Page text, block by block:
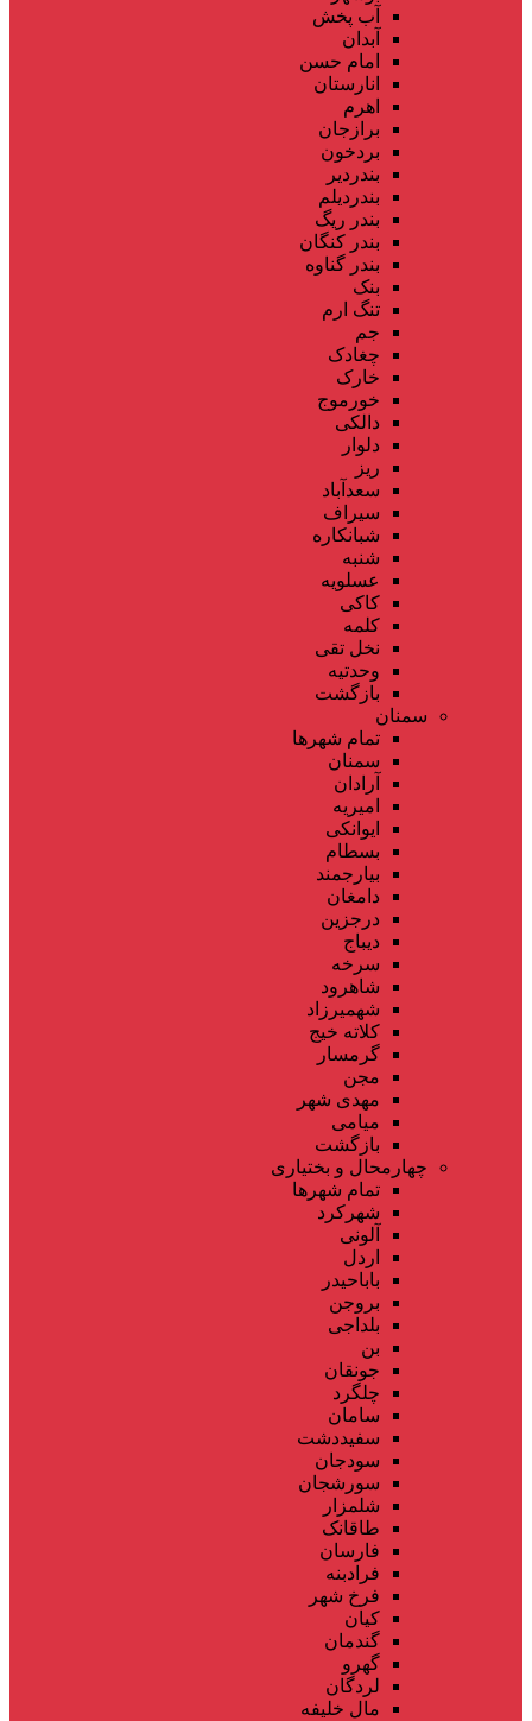
آب پخش
آبدان
امام حسن
انارستان
اهرم
برازجان
بردخون
بندردیر
بندردیلم
بندر ریگ
بندر کنگان
بندر گناوه
بنک
تنگ ارم
جم
چغادک
خارک
خورموج
دالکی
دلوار
ریز
سعدآباد
سیراف
شبانکاره
شنبه
عسلویه
کاکی
کلمه
نخل تقی
وحدتیه
بازگشت
سمنان
تمام شهر‌ها
سمنان
آرادان
امیریه
ایوانکی
بسطام
بیارجمند
دامغان
درجزین
دیباج
سرخه
شاهرود
شهمیرزاد
کلاته خیج
گرمسار
مجن
مهدی شهر
میامی
بازگشت
چهارمحال و بختیاری
تمام شهر‌ها
شهرکرد
آلونی
اردل
باباحیدر
بروجن
بلداجی
بن
جونقان
چلگرد
سامان
سفیددشت
سودجان
سورشجان
شلمزار
طاقانک
فارسان
فرادبنه
فرخ شهر
کیان
گندمان
گهرو
لردگان
مال خلیفه